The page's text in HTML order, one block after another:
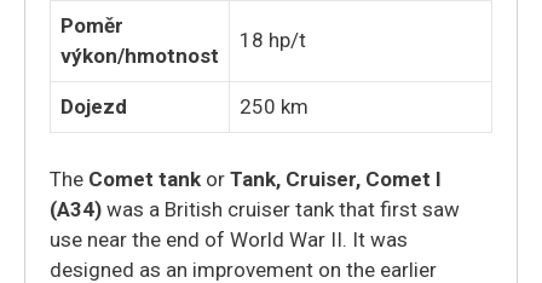
Poměr
výkon/hmotnost
18 hp/t
Dojezd 250 km
The Comet tank or Tank, Cruiser, Comet I
(A34) was a British cruiser tank that first saw
use near the end of World War II. It was
designed as an improvement on the earlier